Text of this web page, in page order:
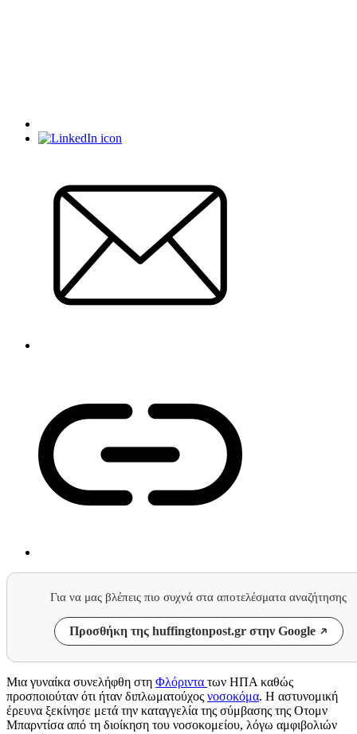
Για να μας βλέπεις πιο συχνά στα αποτελέσματα αναζήτησης
Προσθήκη της huffingtonpost.gr στην Google
Μια γυναίκα συνελήφθη στη Φλόριντα των ΗΠΑ καθώς
προσποιούταν ότι ήταν διπλωματούχος νοσοκόμα. Η αστυνομική
έρευνα ξεκίνησε μετά την καταγγελία της σύμβασης της Οτομν
Μπαρντίσα από τη διοίκηση του νοσοκομείου, λόγω αμφιβολιών